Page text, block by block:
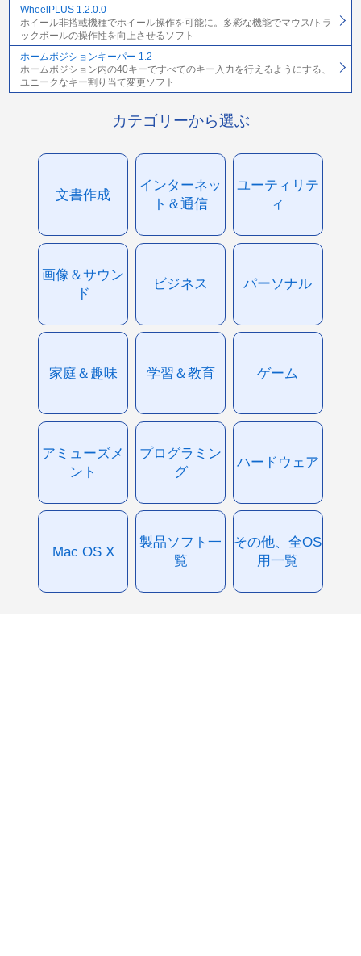
WheelPLUS 1.2.0.0
ホイール非搭載機種でホイール操作を可能に。多彩な機能でマウス/トラ
ックボールの操作性を向上させるソフト
ホームポジションキーパー 1.2
ホームポジション内の40キーですべてのキー入力を行えるようにする、
ユニークなキー割り当て変更ソフト
カテゴリーから選ぶ
文書作成
インターネッ
ト＆通信
ユーティリテ
ィ
画像＆サウン
ド
ビジネス パーソナル
家庭＆趣味 学習＆教育 ゲーム
アミューズメ
ント
プログラミン
グ
ハードウェア
Mac OS X
製品ソフト一
覧
その他、全OS
用一覧